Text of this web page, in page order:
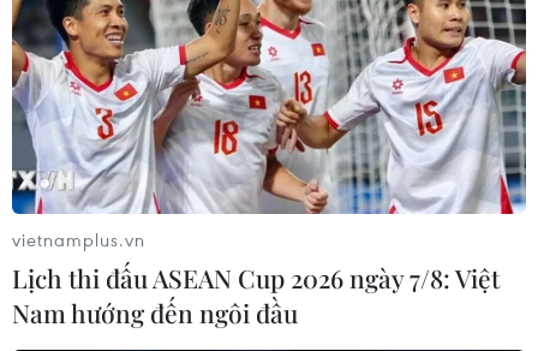
vietnamplus.vn
Lịch thi đấu ASEAN Cup 2026 ngày 7/8: Việt
Nam hướng đến ngôi đầu